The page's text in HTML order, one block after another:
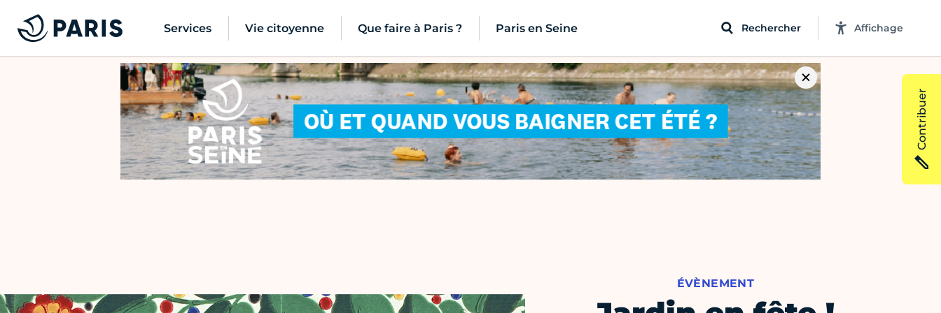
Services Vie citoyenne Que faire à Paris ? Paris en Seine Rechercher Affichage
ÉVÈNEMENT
Contribuer